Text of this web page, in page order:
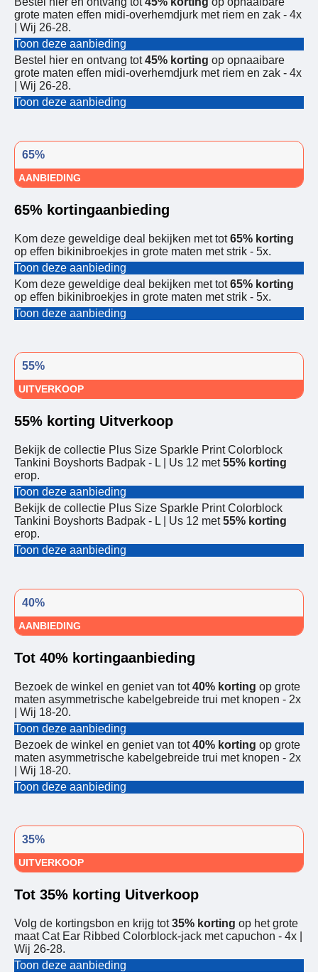
grote maten effen midi-overhemdjurk met riem en zak - 4x
| Wij 26-28.
Toon deze aanbieding
Bestel hier en ontvang tot45% korting op opnaaibare
grote maten effen midi-overhemdjurk met riem en zak - 4x
| Wij 26-28.
Toon deze aanbieding
65%
AANBIEDING
65% kortingaanbieding
Kom deze geweldige deal bekijken met tot65% korting
op effen bikinibroekjes in grote maten met strik - 5x.
Toon deze aanbieding
Kom deze geweldige deal bekijken met tot65% korting
op effen bikinibroekjes in grote maten met strik - 5x.
Toon deze aanbieding
55%
UITVERKOOP
55% korting Uitverkoop
Bekijk de collectie Plus Size Sparkle Print Colorblock
Tankini Boyshorts Badpak - L | Us 12 met55% korting
erop.
Toon deze aanbieding
Bekijk de collectie Plus Size Sparkle Print Colorblock
Tankini Boyshorts Badpak - L | Us 12 met55% korting
erop.
Toon deze aanbieding
40%
AANBIEDING
Tot 40% kortingaanbieding
Bezoek de winkel en geniet van tot40% korting op grote
maten asymmetrische kabelgebreide trui met knopen - 2x
| Wij 18-20.
Toon deze aanbieding
Bezoek de winkel en geniet van tot40% korting op grote
maten asymmetrische kabelgebreide trui met knopen - 2x
| Wij 18-20.
Toon deze aanbieding
35%
UITVERKOOP
Tot 35% korting Uitverkoop
Volg de kortingsbon en krijg tot35% korting op het grote
maat Cat Ear Ribbed Colorblock-jack met capuchon - 4x |
Wij 26-28.
Toon deze aanbieding